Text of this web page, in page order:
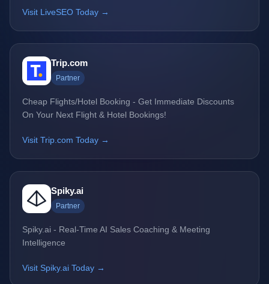
Visit LiveSEO Today →
Trip.com
Partner
Cheap Flights/Hotel Booking - Get Immediate Discounts
On Your Next Flight & Hotel Bookings!
Visit Trip.com Today →
Spiky.ai
Partner
Spiky.ai - Real-Time AI Sales Coaching & Meeting
Intelligence
Visit Spiky.ai Today →